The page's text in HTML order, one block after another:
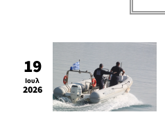
19
Ιουλ
2026